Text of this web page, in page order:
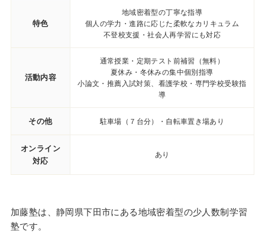
特色
地域密着型の丁寧な指導
個人の学力・進路に応じた柔軟なカリキュラム
不登校支援・社会人再学習にも対応
活動内容
通常授業・定期テスト前補習（無料）
夏休み・冬休みの集中個別指導
小論文・推薦入試対策、看護学校・専門学校受験指
導
その他 駐車場（７台分）・自転車置き場あり
オンライン
対応
あり
加藤塾は、静岡県下田市にある地域密着型の少人数制学習
塾です。